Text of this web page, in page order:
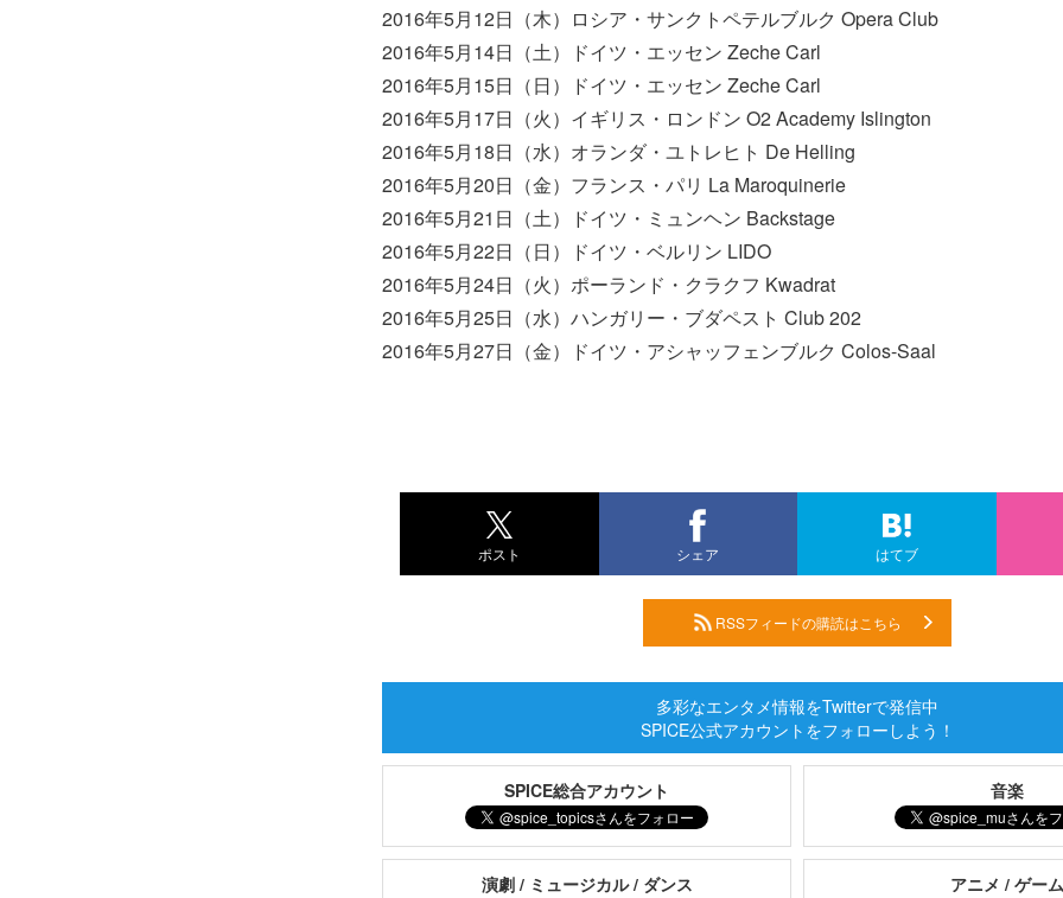
2016年5月12日（木）ロシア・サンクトペテルブルク Opera Club
2016年5月14日（土）ドイツ・エッセン Zeche Carl
2016年5月15日（日）ドイツ・エッセン Zeche Carl
2016年5月17日（火）イギリス・ロンドン O2 Academy Islington
2016年5月18日（水）オランダ・ユトレヒト De Helling
2016年5月20日（金）フランス・パリ La Maroquinerie
2016年5月21日（土）ドイツ・ミュンヘン Backstage
2016年5月22日（日）ドイツ・ベルリン LIDO
2016年5月24日（火）ポーランド・クラクフ Kwadrat
2016年5月25日（水）ハンガリー・ブダペスト Club 202
2016年5月27日（金）ドイツ・アシャッフェンブルク Colos-Saal
ポスト シェア はてブ
RSSフィードの購読はこちら
多彩なエンタメ情報をTwitterで発信中
SPICE公式アカウントをフォローしよう！
SPICE総合アカウント 音楽
演劇 / ミュージカル / ダンス アニメ / ゲー